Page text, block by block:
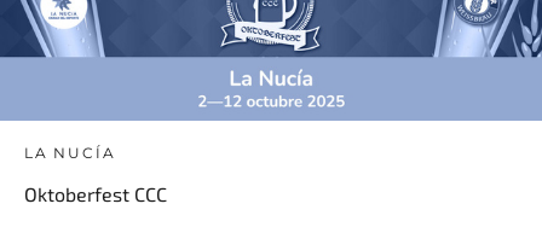
LA NUCÍA
Oktoberfest CCC